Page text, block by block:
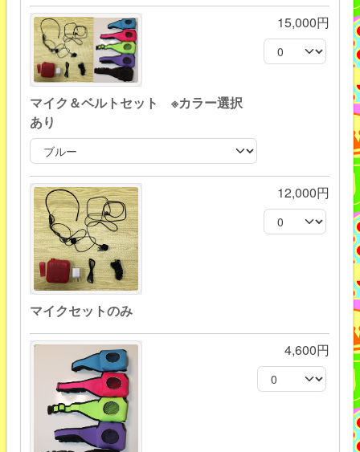
マイク＆ベルトセット ※カラー選択
あり
15,000円
マイクセットのみ
12,000円
4,600円